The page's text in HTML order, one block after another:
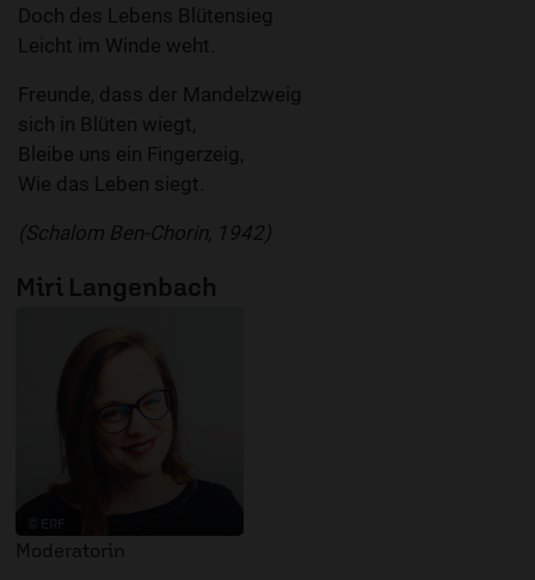
Doch des Lebens Blütensieg
Leicht im Winde weht.
Freunde, dass der Mandelzweig
sich in Blüten wiegt,
Bleibe uns ein Fingerzeig,
Wie das Leben siegt.
(Schalom Ben-Chorin, 1942)
Miri Langenbach
Moderatorin